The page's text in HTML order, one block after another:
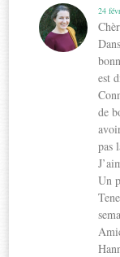
24
est
de
pas
Un